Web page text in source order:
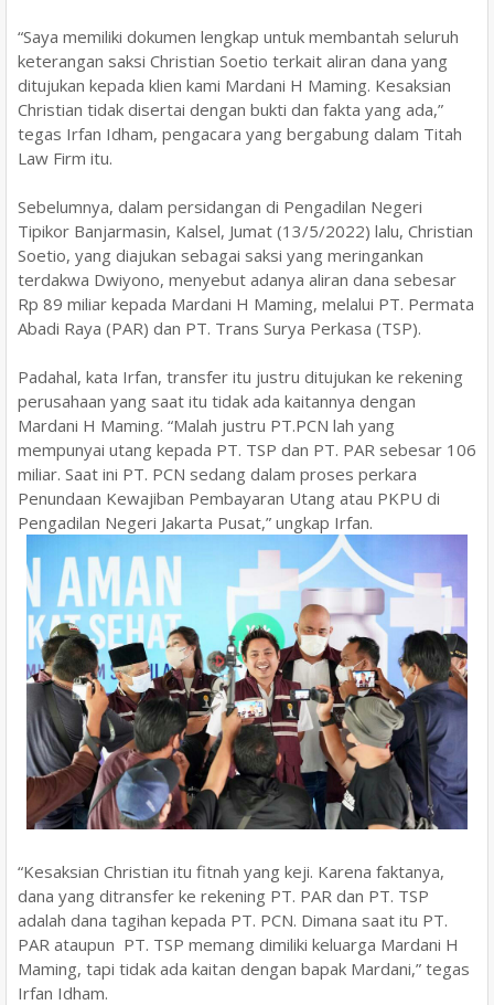
“Saya memiliki dokumen lengkap untuk membantah seluruh
keterangan saksi Christian Soetio terkait aliran dana yang
ditujukan kepada klien kami Mardani H Maming. Kesaksian
Christian tidak disertai dengan bukti dan fakta yang ada,”
tegas Irfan Idham, pengacara yang bergabung dalam Titah
Law Firm itu.
Sebelumnya, dalam persidangan di Pengadilan Negeri
Tipikor Banjarmasin, Kalsel, Jumat (13/5/2022) lalu, Christian
Soetio, yang diajukan sebagai saksi yang meringankan
terdakwa Dwiyono, menyebut adanya aliran dana sebesar
Rp 89 miliar kepada Mardani H Maming, melalui PT. Permata
Abadi Raya (PAR) dan PT. Trans Surya Perkasa (TSP).
Padahal, kata Irfan, transfer itu justru ditujukan ke rekening
perusahaan yang saat itu tidak ada kaitannya dengan
Mardani H Maming. “Malah justru PT.PCN lah yang
mempunyai utang kepada PT. TSP dan PT. PAR sebesar 106
miliar. Saat ini PT. PCN sedang dalam proses perkara
Penundaan Kewajiban Pembayaran Utang atau PKPU di
Pengadilan Negeri Jakarta Pusat,” ungkap Irfan.
“Kesaksian Christian itu fitnah yang keji. Karena faktanya,
dana yang ditransfer ke rekening PT. PAR dan PT. TSP
adalah dana tagihan kepada PT. PCN. Dimana saat itu PT.
PAR ataupun PT. TSP memang dimiliki keluarga Mardani H
Maming, tapi tidak ada kaitan dengan bapak Mardani,” tegas
Irfan Idham.